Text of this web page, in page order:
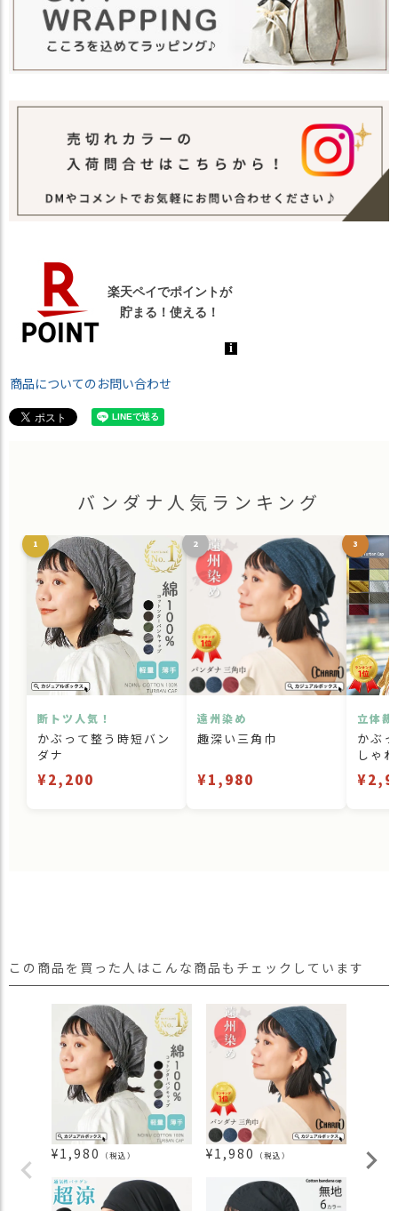
商品についてのお問い合わせ
バンダナ人気ランキング
1
断トツ人気！
かぶって整う時短バン
ダナ
¥2,200
2
遠州染め
趣深い三角巾
¥1,980
3
立体
かぶ
しゃ
この商品を買った人はこんな商品もチェックしています
¥1,980 （税込） ¥1,980 （税込） ¥